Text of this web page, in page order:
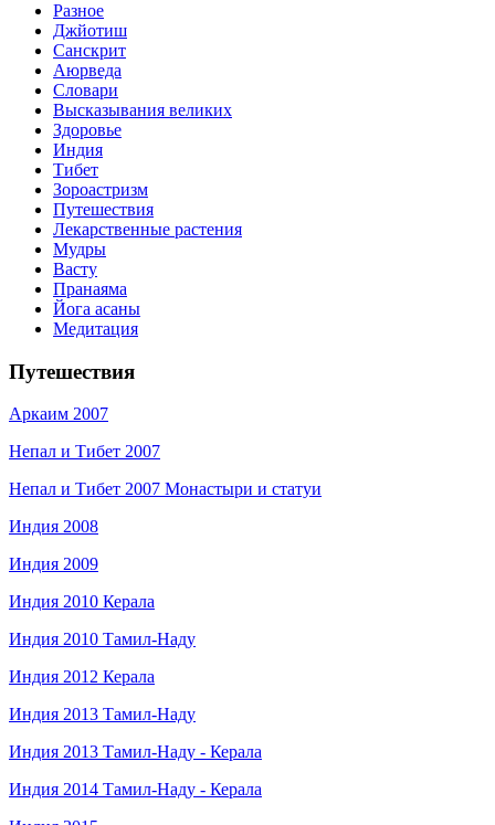
Разное
Джйотиш
Санскрит
Аюрведа
Словари
Высказывания великих
Здоровье
Индия
Тибет
Зороастризм
Путешествия
Лекарственные растения
Мудры
Васту
Пранаяма
Йога асаны
Медитация
Путешествия
Аркаим 2007
Непал и Тибет 2007
Непал и Тибет 2007 Монастыри и статуи
Индия 2008
Индия 2009
Индия 2010 Керала
Индия 2010 Тамил-Наду
Индия 2012 Керала
Индия 2013 Тамил-Наду
Индия 2013 Тамил-Наду - Керала
Индия 2014 Тамил-Наду - Керала